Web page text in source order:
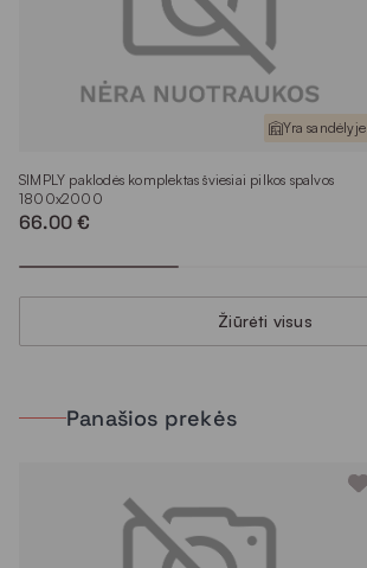
Yra sandėlyje
SIMPLY paklodės komplektas šviesiai pilkos spalvos
1800x2000
66.00 €
Žiūrėti visus
Panašios prekės